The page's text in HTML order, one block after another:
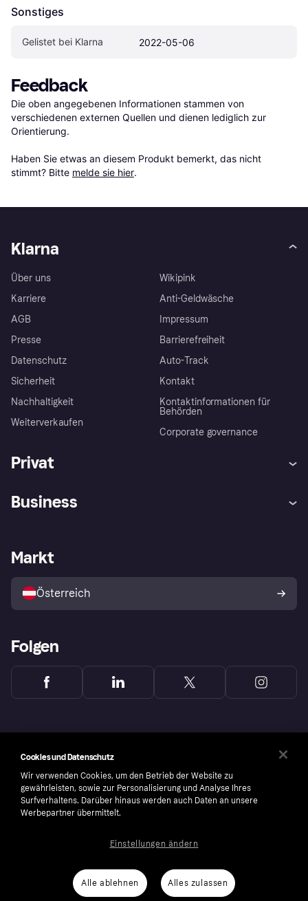
Sonstiges
Gelistet bei Klarna 2022-05-06
Feedback
Die oben angegebenen Informationen stammen von
verschiedenen externen Quellen und dienen lediglich zur
Orientierung.
Haben Sie etwas an diesem Produkt bemerkt, das nicht
stimmt? Bitte melde sie hier.
Klarna
Über uns
Karriere
AGB
Presse
Datenschutz
Sicherheit
Nachhaltigkeit
Weiterverkaufen
Wikipink
Anti-Geldwäsche
Impressum
Barrierefreiheit
Auto-Track
Kontakt
Kontaktinformationen für
Behörden
Corporate governance
Privat
Shops entdecken
Business
Händlerportal
Markt
Österreich
Folgen
number: 556737-0431
Cookies Klarna.com
Cookies und Datenschutz
Wir verwenden Cookies, um den Betrieb der Website zu
gewährleisten, sowie zur Personalisierung und Analyse Ihres
Surfverhaltens. Darüber hinaus werden auch Daten an unsere
Werbepartner übermittelt.
Alle ablehnen Alles zulassen
Einstellungen ändern